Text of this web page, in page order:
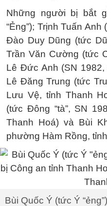
Những người bị bắt
“Ẻng”); Trịnh Tuấn Anh
Đào Duy Dũng (tức
Trần Văn Cường (tức
Lê Đức Anh (SN
Lê Đăng Trung (tức
Lưu Vệ, tỉnh Thanh
(tức Đông “tà”, SN
Thanh Hoá) và Bùi
phường Hàm Rồng,
Bùi Quốc Ý (tức Ý